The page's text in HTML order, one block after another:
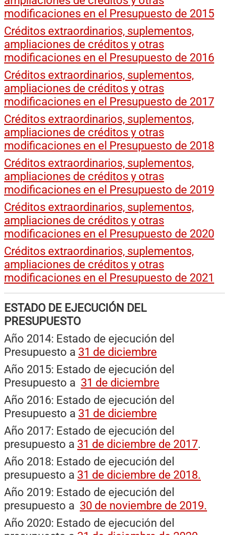
modificaciones en el Presupuesto de 2015
Créditos extraordinarios, suplementos,
ampliaciones de créditos y otras
modificaciones en el Presupuesto de 2016
Créditos extraordinarios, suplementos,
ampliaciones de créditos y otras
modificaciones en el Presupuesto de 2017
Créditos extraordinarios, suplementos,
ampliaciones de créditos y otras
modificaciones en el Presupuesto de 2018
Créditos extraordinarios, suplementos,
ampliaciones de créditos y otras
modificaciones en el Presupuesto de 2019
Créditos extraordinarios, suplementos,
ampliaciones de créditos y otras
modificaciones en el Presupuesto de 2020
Créditos extraordinarios, suplementos,
ampliaciones de créditos y otras
modificaciones en el Presupuesto de 2021
ESTADO DE EJECUCIÓN DEL
PRESUPUESTO
Año 2014: Estado de ejecución del
Presupuesto a 31 de diciembre
Año 2015: Estado de ejecución del
Presupuesto a 31 de diciembre
Año 2016: Estado de ejecución del
Presupuesto a 31 de diciembre
Año 2017: Estado de ejecución del
presupuesto a 31 de diciembre de 2017.
Año 2018: Estado de ejecución del
presupuesto a 31 de diciembre de 2018.
Año 2019: Estado de ejecución del
presupuesto a 30 de noviembre de 2019.
Año 2020: Estado de ejecución del